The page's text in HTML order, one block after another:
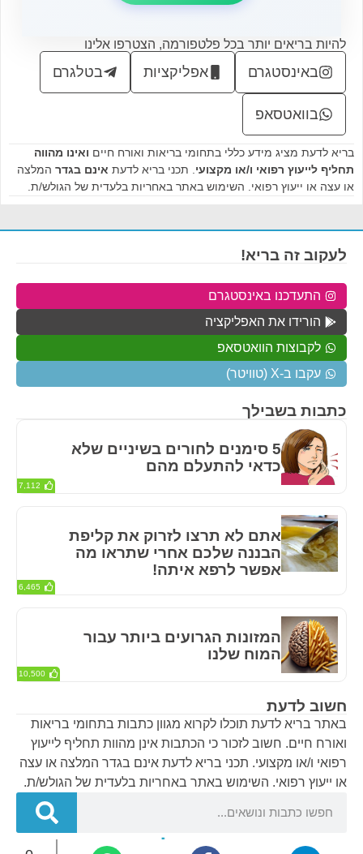
להיות בריאים יותר בכל פלטפורמה, הצטרפו אלינו
באינסטגרם אפליקציות בטלגרם
בוואטסאפ
בריא לדעת מציג מידע כללי בתחומי בריאות ואורח חיים ואינו מהווה
תחליף לייעוץ רפואי ו/או מקצועי . תכני בריא לדעת אינם בגדר המלצה
או עצה או ייעוץ רפואי. השימוש באתר באחריות בלעדית של הגולש/ת.
חשוב לדעת
באתר בריא לדעת תוכלו לקרוא מגוון כתבות בתחומי בריאות
ואורח חיים. חשוב לזכור כי הכתבות אינן מהוות תחליף לייעוץ
רפואי ו/או מקצועי. תכני בריא לדעת אינם בגדר המלצה או עצה
או ייעוץ רפואי. השימוש באתר באחריות בלעדית של הגולש/ת.
כתבות בשבילך
5 סימנים לחורים בשיניים שלא
כדאי להתעלם מהם
7,112
אתם לא תרצו לזרוק את קליפת
הבננה שלכם אחרי שתראו מה
אפשר לרפא איתה!
6,465
המזונות הגרועים ביותר עבור
המוח שלנו
10,500
לעקוב זה בריא!
התעדכנו באינסטגרם
הורידו את האפליקציה
לקבוצות הוואטסאפ
עקבו ב-X (טוויטר)